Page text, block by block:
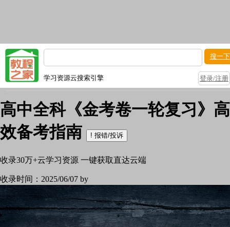
搜一下
学习资源云搜索引擎 登录/注册
高中全科《金考卷一轮复习》高
效备考指南
! 报错/投诉
收录30万+云学习资源 一键获取直达云端
收录时间： 2025/06/07 by